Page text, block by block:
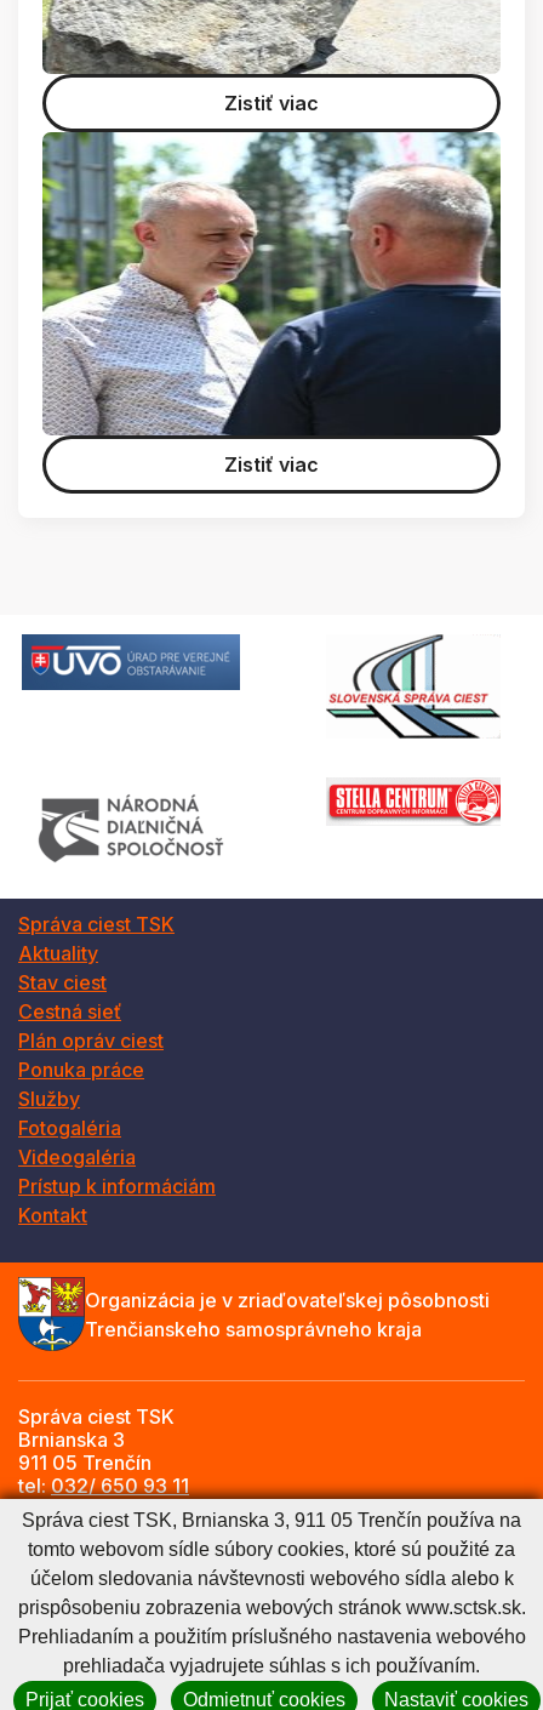
Zistiť viac
Zistiť viac
Správa ciest TSK
Aktuality
Stav ciest
Cestná sieť
Plán opráv ciest
Ponuka práce
Služby
Fotogaléria
Videogaléria
Prístup k informáciám
Kontakt
Organizácia je v zriaďovateľskej pôsobnosti
Trenčianskeho samosprávneho kraja
Správa ciest TSK
Brnianska 3
911 05 Trenčín
tel:032/ 650 93 11
e-mail:
info@sctsk.sk
Zásady spracúvania osobných údajovCookies nastavenie
Cookies - viac informáciíVyhlásenie o prístupnosti
Technický prevádzkovateľSprávca obsahu
GenerujeCMS BUXUS
Správa ciest TSK, Brnianska 3, 911 05 Trenčín používa na
tomto webovom sídle súbory cookies, ktoré sú použité za
účelom sledovania návštevnosti webového sídla alebo k
prispôsobeniu zobrazenia webových stránok www.sctsk.sk.
Prehliadaním a použitím príslušného nastavenia webového
prehliadača vyjadrujete súhlas s ich používaním.
Prijať cookies
Odmietnuť cookies Nastaviť cookies